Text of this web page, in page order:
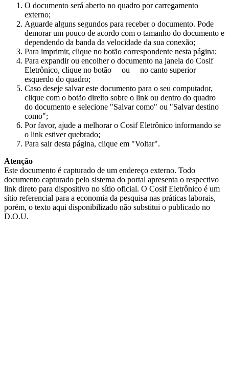
O documento será aberto no quadro por carregamento
externo;
Aguarde alguns segundos para receber o documento. Pode
demorar um pouco de acordo com o tamanho do documento e
dependendo da banda da velocidade da sua conexão;
Para imprimir, clique no botão correspondente nesta página;
Para expandir ou encolher o documento na janela do Cosif
Eletrônico, clique no botão
ou
no canto superior
esquerdo do quadro;
Caso deseje salvar este documento para o seu computador,
clique com o botão direito sobre o link ou dentro do quadro
do documento e selecione "Salvar como" ou "Salvar destino
como";
Por favor, ajude a melhorar o Cosif Eletrônico informando se
o link estiver quebrado;
Para sair desta página, clique em "Voltar".
Atenção
Este documento é capturado de um endereço externo. Todo
documento capturado pelo sistema do portal apresenta o respectivo
link direto para dispositivo no sítio oficial. O Cosif Eletrônico é um
sítio referencial para a economia da pesquisa nas práticas laborais,
porém, o texto aqui disponibilizado não substitui o publicado no
D.O.U.